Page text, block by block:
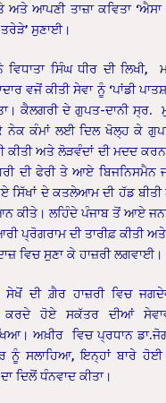
ਆਪਣੀ ਤਾਜ਼ਾ ਕਵਿਤਾ ‘ਐਸਾ
ਸੁਣਾਈ।
ਸਿੰਘ ਧੀਰ ਦੀ ਲਿਖੀ,
ਵਜੋਂ ਕੀਤੀ ਸੇਵਾ ਨੂੰ ‘ਪਾਂਡੀ
ਕੈਲਗਰੀ ਦੇ ਗੁਪਤ-ਦਾਨੀ ਸ੍ਰ.
ਨੇਕ ਕੰਮਾਂ ਲਈ ਦਿਲ ਖੋਲ੍ਹ ਕੇ
ਕੀਤੀ ਅਤੇ ਲੋੜਵੰਦਾਂ ਦੀ ਮਦਦ
ਦੀ ਫੇਰੀ ਤੇ ਆਏ ਬਿਜਨਿਸਮੈਨ
ਸਿੱਖਾਂ ਦੇ ਕਤਲੇਆਮ ਦੀ ਹੱਡ
ਕੀਤੇ। ਲਹਿੰਦੇ ਪੰਜਾਬ ਤੋਂ ਆਏ
ਪ੍ਰੋਗਰਾਮ ਦੀ ਤਾਰੀਫ਼ ਕੀਤੀ ਅਤੇ
ਵਿਚ ਸੁਣਾ ਕੇ ਹਾਜ਼ਰੀ ਲਗਵਾਈ।
ਦੀ ਗ਼ੈਰ ਹਾਜ਼ਰੀ ਵਿਚ
ਹੋਏ ਸਕੱਤਰ ਦੀਆਂ
ਅਖ਼ੀਰ ਵਿਚ ਪ੍ਰਧਾਨ
ਨੂੰ ਸਲਾਹਿਆ, ਇਨ੍ਹਾਂ ਬਾਰੇ ਹੋਈ
ਦਿਲੋਂ ਧੰਨਵਾਦ ਕੀਤਾ।